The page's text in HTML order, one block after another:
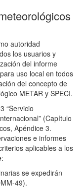
autoridad
los usuarios y
del informe
uso local en todos
del concepto de
METAR y SPECI.
“Servicio
(Capítulo
Apéndice 3.
e informes
aplicables a los
se expedirán
49).